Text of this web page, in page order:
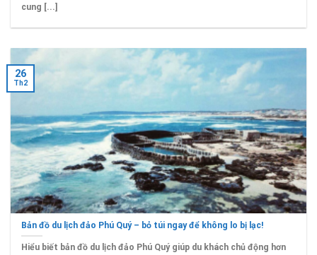
cung [...]
Bản đồ du lịch đảo Phú Quý – bỏ túi ngay để không lo bị lạc!
Hiểu biết bản đồ du lịch đảo Phú Quý giúp du khách chủ động hơn
26
Th2